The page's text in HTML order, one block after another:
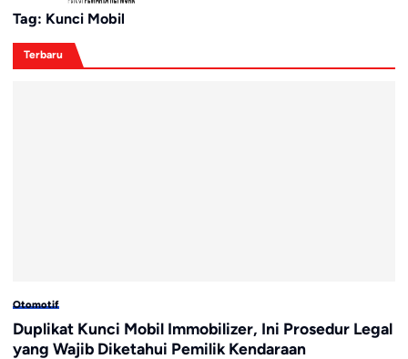
Tag: Kunci Mobil
Terbaru
Otomotif
Duplikat Kunci Mobil Immobilizer, Ini Prosedur Legal
yang Wajib Diketahui Pemilik Kendaraan